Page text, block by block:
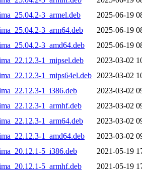
3_armel.deb
2025-06-19
3_arm64.deb
2025-06-19
3_amd64.deb
2025-06-19
1_mipsel.deb
2023-03-02
1_mips64el.deb
2023-03-02
1_i386.deb
2023-03-02
1_armhf.deb
2023-03-02
1_arm64.deb
2023-03-02
1_amd64.deb
2023-03-02
5_i386.deb
2021-05-19
5_armhf.deb
2021-05-19